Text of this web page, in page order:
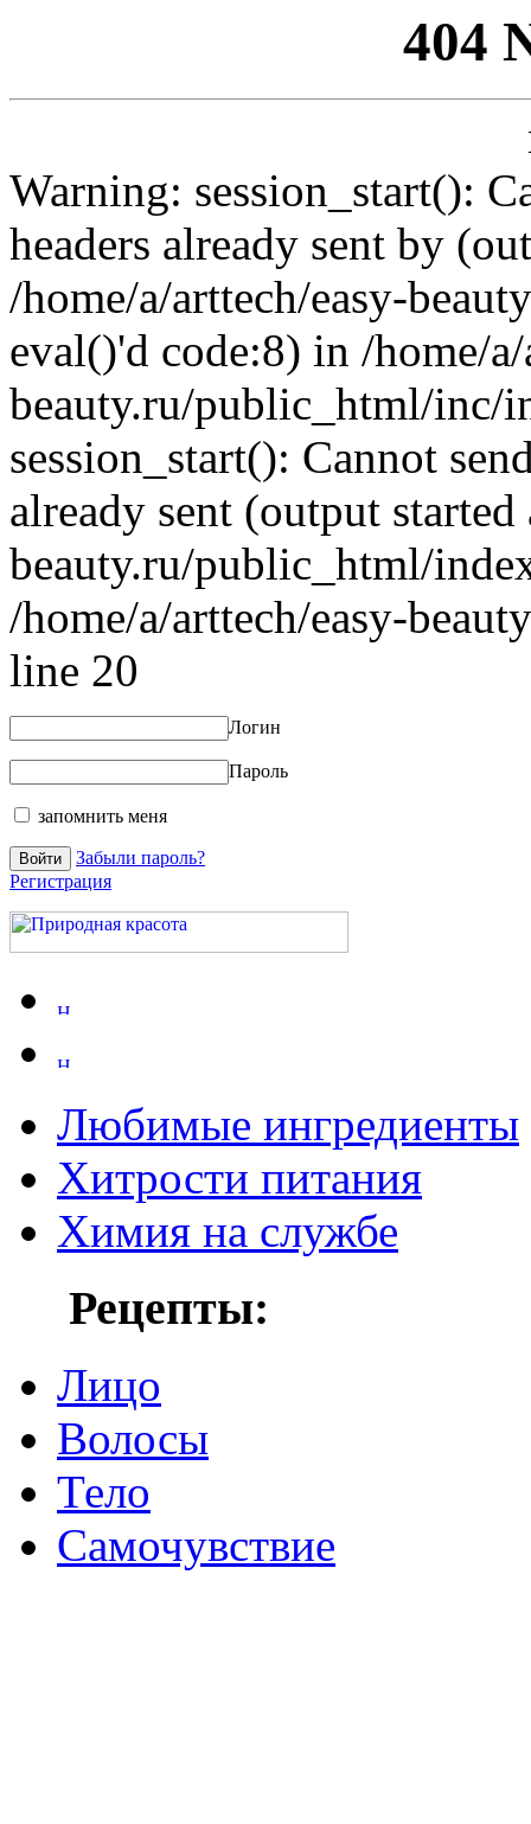
404
Warning: session_start():
headers already sent by
/home/a/arttech/easy-
eval()'d code:8) in /home/
beauty.ru/public_html/inc/
session_start(): Cannot
already sent (output
beauty.ru/public_html/
/home/a/arttech/easy-
line 20
Логин
Пароль
запомнить меня
Забыли пароль?
Регистрация
Любимые ингредиенты
Хитрости питания
Химия на службе
Рецепты:
Лицо
Волосы
Тело
Самочувствие